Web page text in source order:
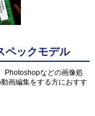
ペックモデル
Photoshopなどの画像処
画編集をする方におすす